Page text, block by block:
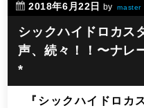
2018年6月22日 by master
シックハイドロカス
声、続々！！〜ナ
*
『シックハイドロカ